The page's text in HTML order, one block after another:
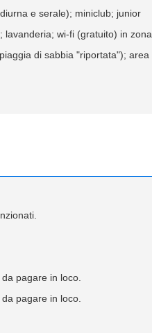
e serale); miniclub; junior
lavanderia; wi-fi (gratuito) in zona
di sabbia "riportata"); area
pagare in loco.
pagare in loco.